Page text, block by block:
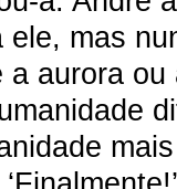
ele, mas
a aurora